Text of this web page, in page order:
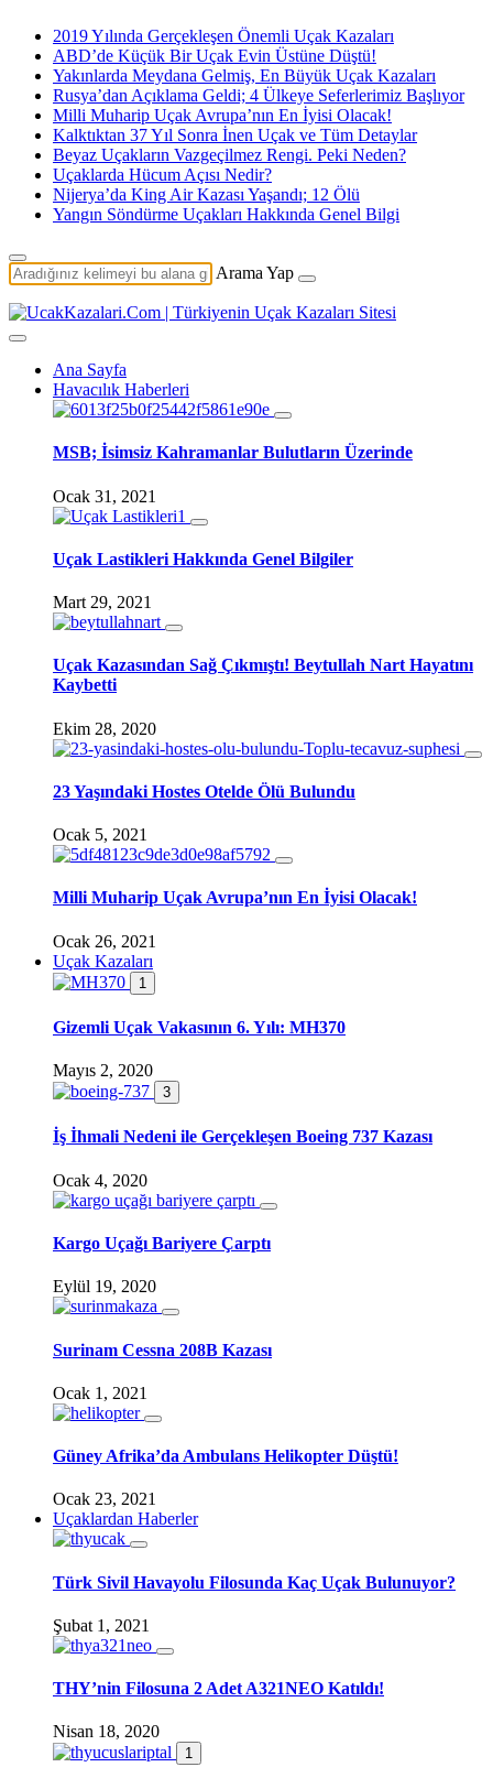
2019 Yılında Gerçekleşen Önemli Uçak Kazaları
ABD’de Küçük Bir Uçak Evin Üstüne Düştü!
Yakınlarda Meydana Gelmiş, En Büyük Uçak Kazaları
Rusya’dan Açıklama Geldi; 4 Ülkeye Seferlerimiz Başlıyor
Milli Muharip Uçak Avrupa’nın En İyisi Olacak!
Kalktıktan 37 Yıl Sonra İnen Uçak ve Tüm Detaylar
Beyaz Uçakların Vazgeçilmez Rengi. Peki Neden?
Uçaklarda Hücum Açısı Nedir?
Nijerya’da King Air Kazası Yaşandı; 12 Ölü
Yangın Söndürme Uçakları Hakkında Genel Bilgi
Arama Yap
Ana Sayfa
Havacılık Haberleri
MSB; İsimsiz Kahramanlar Bulutların Üzerinde
Ocak 31, 2021
Uçak Lastikleri Hakkında Genel Bilgiler
Mart 29, 2021
Uçak Kazasından Sağ Çıkmıştı! Beytullah Nart Hayatını
Kaybetti
Ekim 28, 2020
23 Yaşındaki Hostes Otelde Ölü Bulundu
Ocak 5, 2021
Milli Muharip Uçak Avrupa’nın En İyisi Olacak!
Ocak 26, 2021
Uçak Kazaları
1
Gizemli Uçak Vakasının 6. Yılı: MH370
Mayıs 2, 2020
3
İş İhmali Nedeni ile Gerçekleşen Boeing 737 Kazası
Ocak 4, 2020
Kargo Uçağı Bariyere Çarptı
Eylül 19, 2020
Surinam Cessna 208B Kazası
Ocak 1, 2021
Güney Afrika’da Ambulans Helikopter Düştü!
Ocak 23, 2021
Uçaklardan Haberler
Türk Sivil Havayolu Filosunda Kaç Uçak Bulunuyor?
Şubat 1, 2021
THY’nin Filosuna 2 Adet A321NEO Katıldı!
Nisan 18, 2020
1